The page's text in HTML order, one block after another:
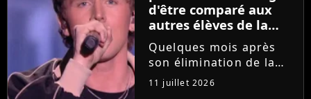
d'être comparé aux
autres élèves de la
Star Academy
Quelques mois après
son élimination de la
Star Academy, Bastiaan
tente de lancer sa
11 juillet 2026